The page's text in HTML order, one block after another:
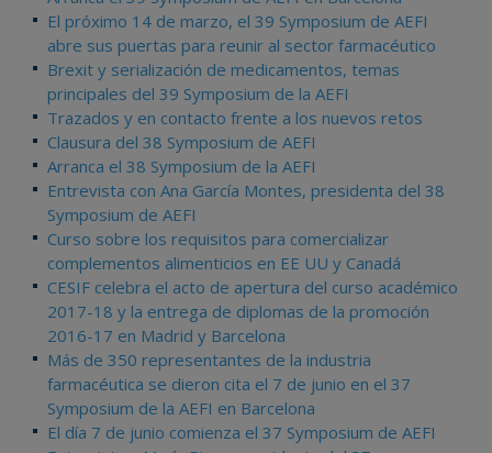
El próximo 14 de marzo, el 39 Symposium de AEFI
abre sus puertas para reunir al sector farmacéutico
Brexit y serialización de medicamentos, temas
principales del 39 Symposium de la AEFI
Trazados y en contacto frente a los nuevos retos
Clausura del 38 Symposium de AEFI
Arranca el 38 Symposium de la AEFI
Entrevista con Ana García Montes, presidenta del 38
Symposium de AEFI
Curso sobre los requisitos para comercializar
complementos alimenticios en EE UU y Canadá
CESIF celebra el acto de apertura del curso académico
2017-18 y la entrega de diplomas de la promoción
2016-17 en Madrid y Barcelona
Más de 350 representantes de la industria
farmacéutica se dieron cita el 7 de junio en el 37
Symposium de la AEFI en Barcelona
El día 7 de junio comienza el 37 Symposium de AEFI